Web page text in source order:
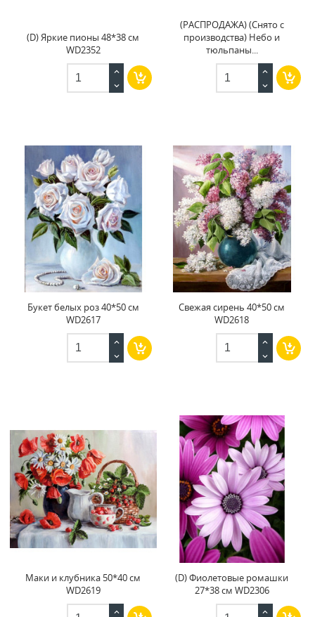
(D) Яркие пионы 48*38 см
WD2352
(РАСПРОДАЖА) (Снято с
производства) Небо и
тюльпаны...
Букет белых роз 40*50 см
WD2617
Свежая сирень 40*50 см
WD2618
Маки и клубника 50*40 см
WD2619
(D) Фиолетовые ромашки
27*38 см WD2306